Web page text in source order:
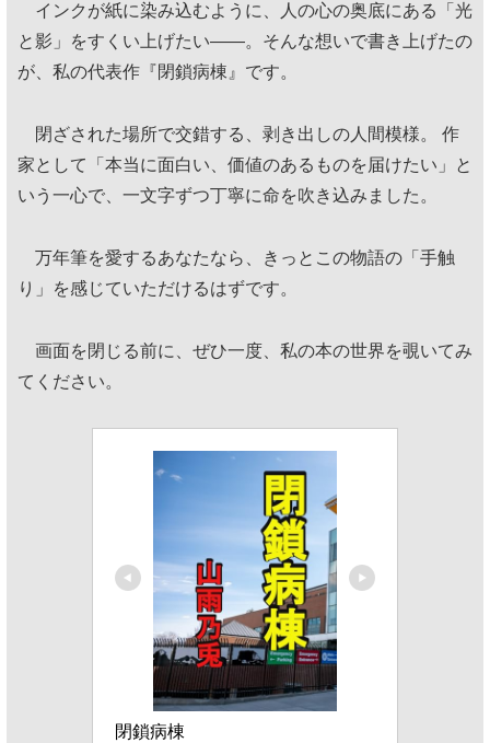
インクが紙に染み込むように、人の心の奥底にある「光
と影」をすくい上げたい——。そんな想いで書き上げたの
が、私の代表作『閉鎖病棟』です。
閉ざされた場所で交錯する、剥き出しの人間模様。 作
家として「本当に面白い、価値のあるものを届けたい」と
いう一心で、一文字ずつ丁寧に命を吹き込みました。
万年筆を愛するあなたなら、きっとこの物語の「手触
り」を感じていただけるはずです。
画面を閉じる前に、ぜひ一度、私の本の世界を覗いてみ
てください。
閉鎖病棟